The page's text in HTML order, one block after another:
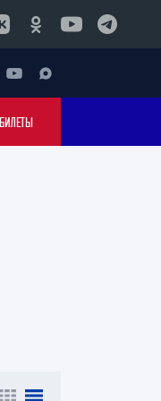
БИЛЕТЫ